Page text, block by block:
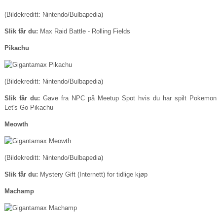
(Bildekreditt: Nintendo/Bulbapedia)
Slik får du: Max Raid Battle - Rolling Fields
Pikachu
(Bildekreditt: Nintendo/Bulbapedia)
Slik får du: Gave fra NPC på Meetup Spot hvis du har spilt Pokemon
Let's Go Pikachu
Meowth
(Bildekreditt: Nintendo/Bulbapedia)
Slik får du: Mystery Gift (Internett) for tidlige kjøp
Machamp